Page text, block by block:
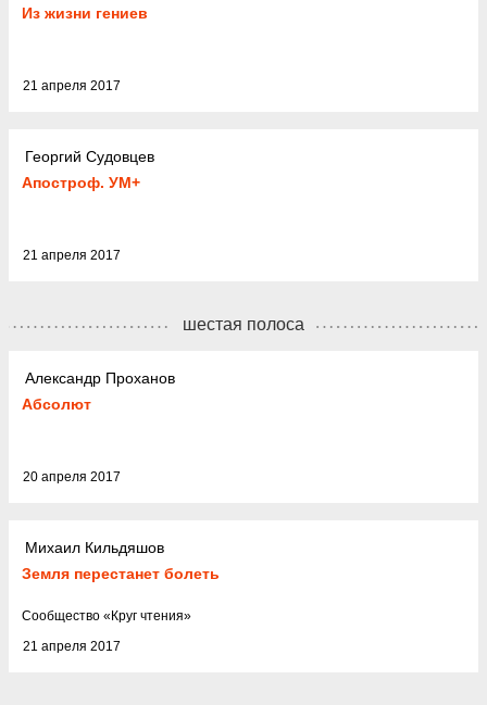
Из жизни гениев
21 апреля 2017
Георгий Судовцев
Апостроф. УМ+
21 апреля 2017
шестая полоса
Александр Проханов
Абсолют
20 апреля 2017
Михаил Кильдяшов
Земля перестанет болеть
21 апреля 2017
Cообщество « Круг чтения»